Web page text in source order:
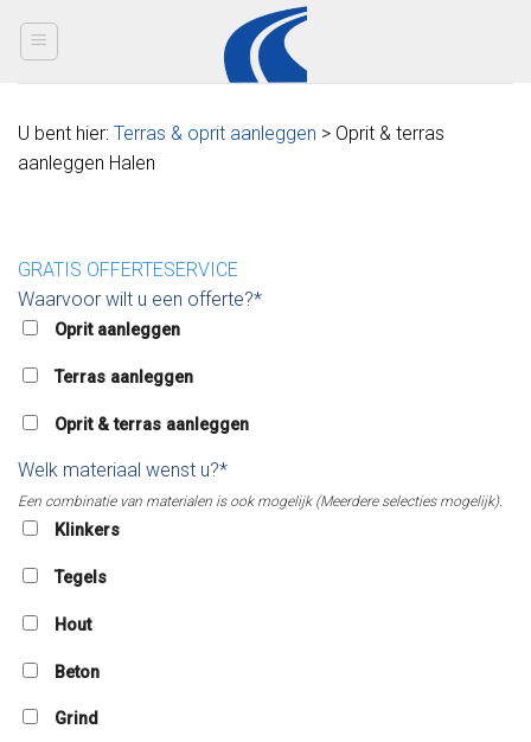
U bent hier: Terras & oprit aanleggen > Oprit & terras
aanleggen Halen
GRATIS OFFERTESERVICE
Waarvoor wilt u een offerte?*
Oprit aanleggen
Terras aanleggen
Oprit & terras aanleggen
Welk materiaal wenst u?*
Een combinatie van materialen is ook mogelijk (Meerdere selecties mogelijk).
Klinkers
Tegels
Hout
Beton
Grind